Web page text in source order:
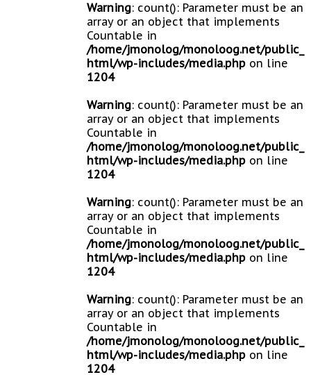
Warning: count(): Parameter must be an
array or an object that implements
Countable in
/home/jmonolog/monoloog.net/public_
html/wp-includes/media.php on line
1204
Warning: count(): Parameter must be an
array or an object that implements
Countable in
/home/jmonolog/monoloog.net/public_
html/wp-includes/media.php on line
1204
Warning: count(): Parameter must be an
array or an object that implements
Countable in
/home/jmonolog/monoloog.net/public_
html/wp-includes/media.php on line
1204
Warning: count(): Parameter must be an
array or an object that implements
Countable in
/home/jmonolog/monoloog.net/public_
html/wp-includes/media.php on line
1204